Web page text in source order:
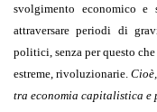
svolgimento economico e
attraversare periodi di
politici, senza per questo
estreme, rivoluzionarie.
tra economia capitalistica